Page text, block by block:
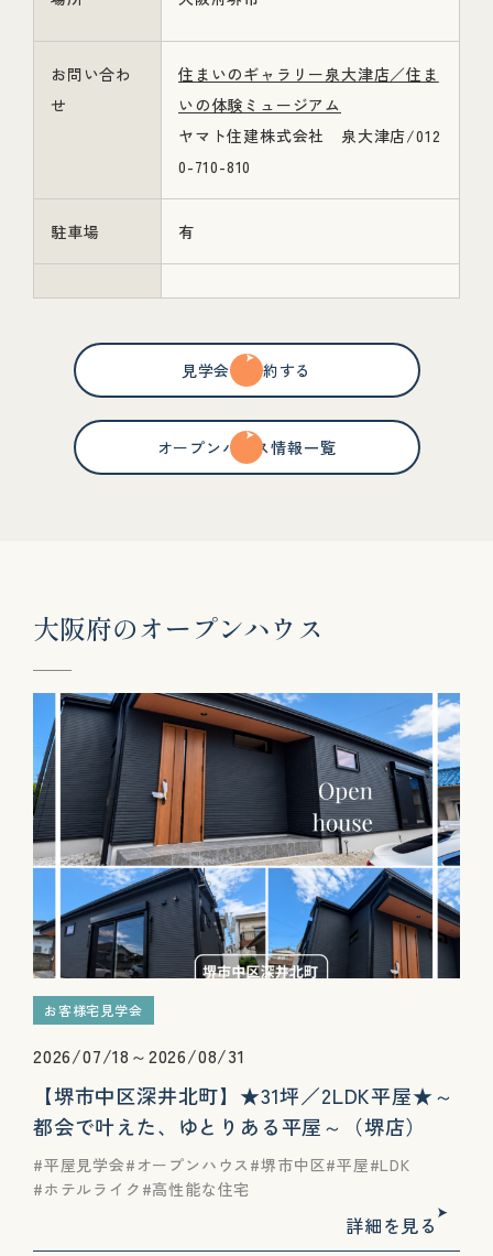
お問い合わ
せ
住まいのギャラリー泉大津店／住ま
いの体験ミュージアム
ヤマト住建株式会社 泉大津店/012
0-710-810
駐車場 有
見学会を予約する
オープンハウス情報一覧
大阪府のオープンハウ ス
お客様宅見学会
2026/07/18～2026/08/31
【堺市中区深井北町】★31坪／2LDK平屋★～
都会で叶えた、ゆとりある平屋～（堺店）
平屋見学会 オープンハウス 堺市中区 平屋 LDK
ホテルライク
高性能な住宅
詳細を見る